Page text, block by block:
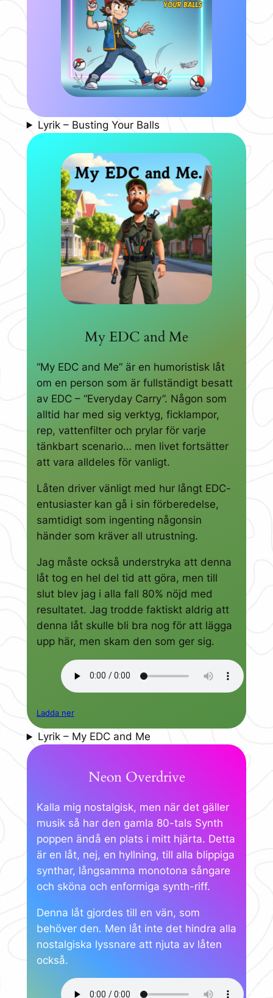
Lyrik – Busting Your Balls
My EDC and Me
“My EDC and Me” är en humoristisk låt
om en person som är fullständigt besatt
av EDC – “Everyday Carry”. Någon som
alltid har med sig verktyg, ficklampor,
rep, vattenfilter och prylar för varje
tänkbart scenario… men livet fortsätter
att vara alldeles för vanligt.
Låten driver vänligt med hur långt EDC-
entusiaster kan gå i sin förberedelse,
samtidigt som ingenting någonsin
händer som kräver all utrustning.
Jag måste också understryka att denna
låt tog en hel del tid att göra, men till
slut blev jag i alla fall 80% nöjd med
resultatet. Jag trodde faktiskt aldrig att
denna låt skulle bli bra nog för att lägga
upp här, men skam den som ger sig.
Ladda ner
Lyrik – My EDC and Me
Neon Overdrive
Kalla mig nostalgisk, men när det gäller
musik så har den gamla 80-tals Synth
poppen ändå en plats i mitt hjärta. Detta
är en låt, nej, en hyllning, till alla blippiga
synthar, långsamma monotona sångare
och sköna och enformiga synth-riff.
Denna låt gjordes till en vän, som
behöver den. Men låt inte det hindra alla
nostalgiska lyssnare att njuta av låten
också.